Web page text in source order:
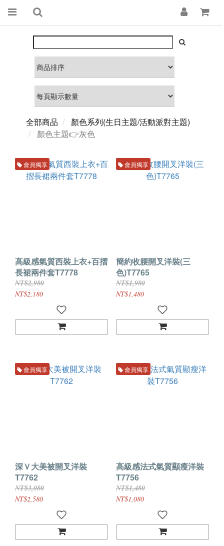
全部商品
顏色系列(生日主題/活動派對主題)
顏色主題👉灰色
會員獨享
高級感氣質西裝上衣+百摺
長裙兩件套T7778
NT$2,980
NT$2,180
會員獨享
簡約收腰開叉洋裝(三
色)T7765
NT$1,980
NT$1,480
會員獨享
深Ｖ大美被開叉洋裝
T7762
NT$3,080
NT$2,580
會員獨享
高級感法式氣質顯瘦洋裝
T7756
NT$1,480
NT$1,080